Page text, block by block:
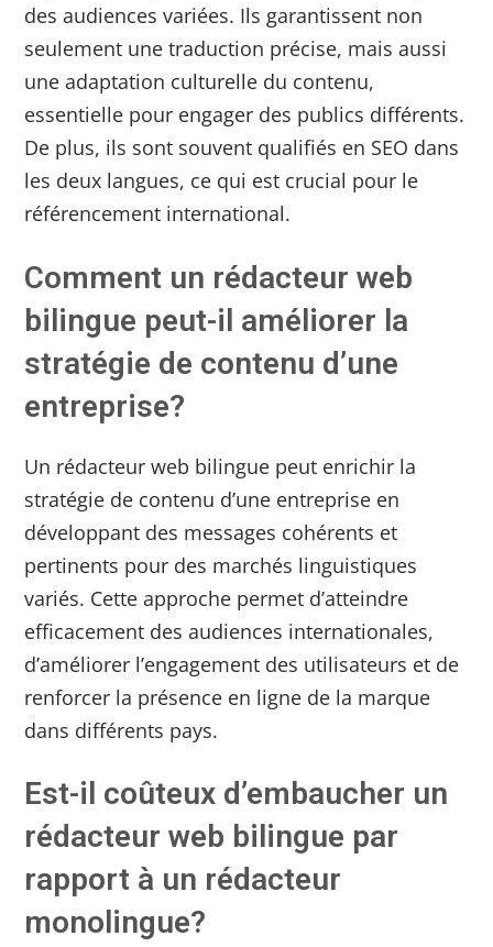
des audiences variées. Ils garantissent non
seulement une traduction précise, mais aussi
une adaptation culturelle du contenu,
essentielle pour engager des publics différents.
De plus, ils sont souvent qualifiés en SEO dans
les deux langues, ce qui est crucial pour le
référencement international.
Comment un rédacteur web
bilingue peut-il améliorer la
stratégie de contenu d’une
entreprise?
Un rédacteur web bilingue peut enrichir la
stratégie de contenu d’une entreprise en
développant des messages cohérents et
pertinents pour des marchés linguistiques
variés. Cette approche permet d’atteindre
efficacement des audiences internationales,
d’améliorer l’engagement des utilisateurs et de
renforcer la présence en ligne de la marque
dans différents pays.
Est-il coûteux d’embaucher un
rédacteur web bilingue par
rapport à un rédacteur
monolingue?